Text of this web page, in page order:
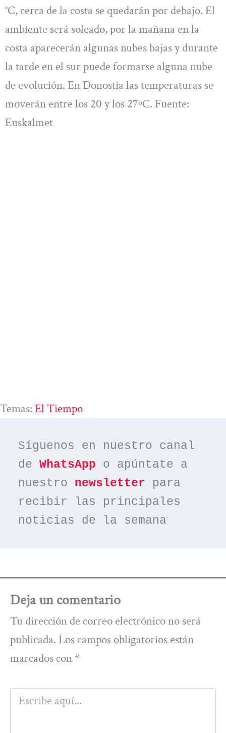
°C, cerca de la costa se quedarán por debajo. El
ambiente será soleado, por la mañana en la
costa aparecerán algunas nubes bajas y durante
la tarde en el sur puede formarse alguna nube
de evolución. En Donostia las temperaturas se
moverán entre los 20 y los 27ºC. Fuente:
Euskalmet
Temas: El Tiempo
Síguenos en nuestro canal
de WhatsApp o apúntate a
nuestro newsletter para
recibir las principales
noticias de la semana
Deja un comentario
Tu dirección de correo electrónico no será
publicada. Los campos obligatorios están
marcados con *
Escribe
aquí...